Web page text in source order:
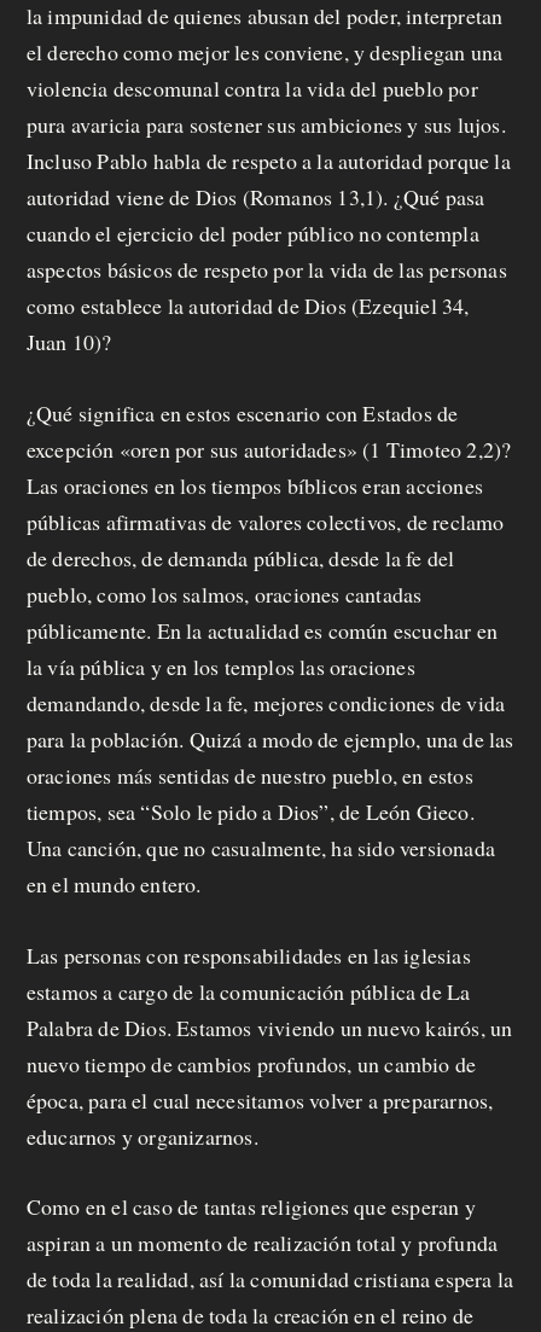
la impunidad de quienes abusan del poder, interpretan
el derecho como mejor les conviene, y despliegan una
violencia descomunal contra la vida del pueblo por
pura avaricia para sostener sus ambiciones y sus lujos.
Incluso Pablo habla de respeto a la autoridad porque la
autoridad viene de Dios (Romanos 13,1). ¿Qué pasa
cuando el ejercicio del poder público no contempla
aspectos básicos de respeto por la vida de las personas
como establece la autoridad de Dios (Ezequiel 34,
Juan 10)?
¿Qué significa en estos escenario con Estados de
excepción «oren por sus autoridades» (1 Timoteo 2,2)?
Las oraciones en los tiempos bíblicos eran acciones
públicas afirmativas de valores colectivos, de reclamo
de derechos, de demanda pública, desde la fe del
pueblo, como los salmos, oraciones cantadas
públicamente. En la actualidad es común escuchar en
la vía pública y en los templos las oraciones
demandando, desde la fe, mejores condiciones de vida
para la población. Quizá a modo de ejemplo, una de las
oraciones más sentidas de nuestro pueblo, en estos
tiempos, sea “Solo le pido a Dios”, de León Gieco.
Una canción, que no casualmente, ha sido versionada
en el mundo entero.
Las personas con responsabilidades en las iglesias
estamos a cargo de la comunicación pública de La
Palabra de Dios. Estamos viviendo un nuevo kairós, un
nuevo tiempo de cambios profundos, un cambio de
época, para el cual necesitamos volver a prepararnos,
educarnos y organizarnos.
Como en el caso de tantas religiones que esperan y
aspiran a un momento de realización total y profunda
de toda la realidad, así la comunidad cristiana espera la
realización plena de toda la creación en el reino de